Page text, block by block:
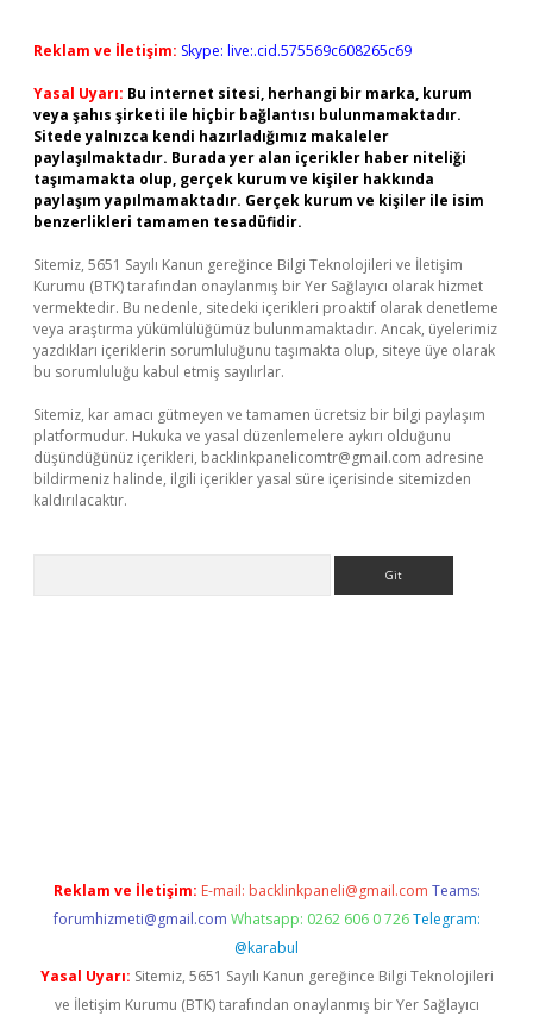
Reklam ve İletişim: Skype: live:.cid.575569c608265c69
Yasal Uyarı: Bu internet sitesi, herhangi bir marka, kurum
veya şahıs şirketi ile hiçbir bağlantısı bulunmamaktadır.
Sitede yalnızca kendi hazırladığımız makaleler
paylaşılmaktadır. Burada yer alan içerikler haber niteliği
taşımamakta olup, gerçek kurum ve kişiler hakkında
paylaşım yapılmamaktadır. Gerçek kurum ve kişiler ile isim
benzerlikleri tamamen tesadüfidir.
Sitemiz, 5651 Sayılı Kanun gereğince Bilgi Teknolojileri ve İletişim
Kurumu (BTK) tarafından onaylanmış bir Yer Sağlayıcı olarak hizmet
vermektedir. Bu nedenle, sitedeki içerikleri proaktif olarak denetleme
veya araştırma yükümlülüğümüz bulunmamaktadır. Ancak, üyelerimiz
yazdıkları içeriklerin sorumluluğunu taşımakta olup, siteye üye olarak
bu sorumluluğu kabul etmiş sayılırlar.
Sitemiz, kar amacı gütmeyen ve tamamen ücretsiz bir bilgi paylaşım
platformudur. Hukuka ve yasal düzenlemelere aykırı olduğunu
düşündüğünüz içerikleri, backlinkpanelicomtr@gmail.com adresine
bildirmeniz halinde, ilgili içerikler yasal süre içerisinde sitemizden
kaldırılacaktır.
Reklam ve İletişim: E-mail: backlinkpaneli@gmail.com Teams:
forumhizmeti@gmail.com Whatsapp: 0262 606 0 726 Telegram:
@karabul
Yasal Uyarı: Sitemiz, 5651 Sayılı Kanun gereğince Bilgi Teknolojileri
ve İletişim Kurumu (BTK) tarafından onaylanmış bir Yer Sağlayıcı